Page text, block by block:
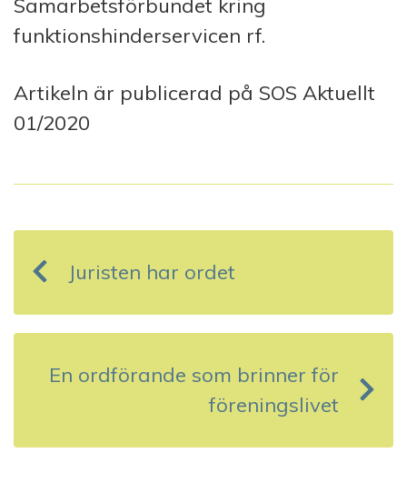
Samarbetsförbundet kring
funktionshinderservicen rf.
Artikeln är publicerad på SOS Aktuellt
01/2020
n
ä
s
Juristen har ordet
En ordförande som brinner för
föreningslivet